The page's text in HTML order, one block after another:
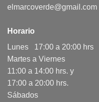
elmarcoverde@gmail.com
Horario
Lunes 17:00 a 20:00 hrs
Martes a Viernes
11:00 a 14:00 hrs. y
17:00 a 20:00 hrs.
Sábados